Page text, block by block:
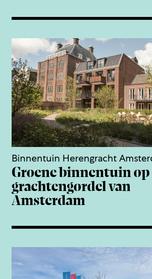
Binnentuin Herengracht
Groene binnentuin op
grachtengordel van
Amsterdam